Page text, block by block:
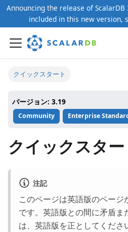
Announcing the release of
included in this new version,
クイックスタート
バージョン: 3.19
Community Enterprise
クイックスタ
注記
このページは英語版のペー
です。英語版との間に矛盾ま
は、英語版を正としてくださ